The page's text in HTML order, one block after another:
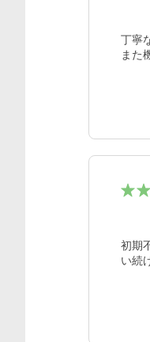
丁寧
また
初期
い続